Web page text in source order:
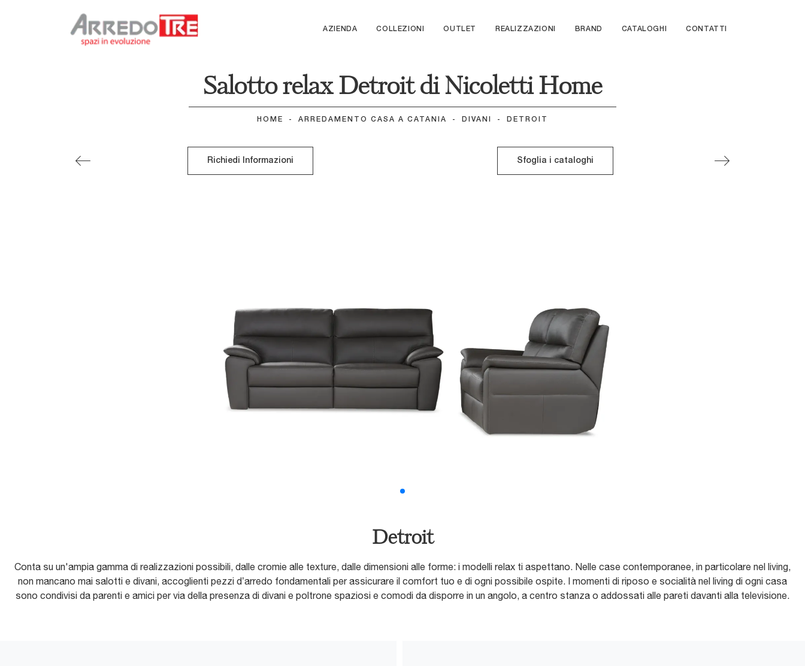
AZIENDA COLLEZIONI OUTLET REALIZZAZIONI BRAND CATALOGHI CONTATTI
Salotto relax Detroit di Nicoletti Home
HOME - ARREDAMENTO CASA A CATANIA - DIVANI - DETROIT
Richiedi Informazioni Sfoglia i cataloghi
Detroit
Conta su un'ampia gamma di realizzazioni possibili, dalle cromie alle texture, dalle dimensioni alle forme: i modelli relax ti aspettano. Nelle case contemporanee, in particolare nel living,
non mancano mai salotti e divani, accoglienti pezzi d’arredo fondamentali per assicurare il comfort tuo e di ogni possibile ospite. I momenti di riposo e socialità nel living di ogni casa
sono condivisi da parenti e amici per via della presenza di divani e poltrone spaziosi e comodi da disporre in un angolo, a centro stanza o addossati alle pareti davanti alla televisione.